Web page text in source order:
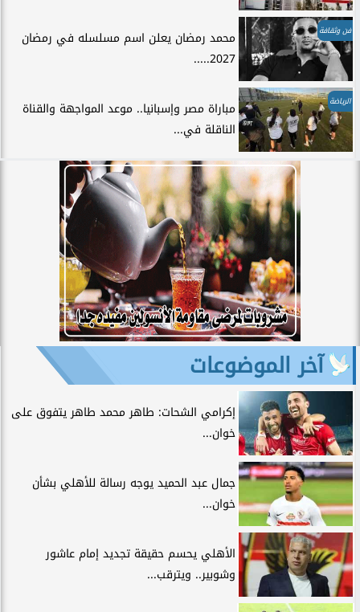
فن وثقافة
محمد رمضان يعلن اسم مسلسله في رمضان
2027.....
الرياضة
مباراة مصر وإسبانيا.. موعد المواجهة والقناة
الناقلة في...
آخر الموضوعات
إكرامي الشحات: طاهر محمد طاهر يتفوق على
خوان...
جمال عبد الحميد يوجه رسالة للأهلي بشأن
خوان...
الأهلي يحسم حقيقة تجديد إمام عاشور
وشوبير.. ويترقب...